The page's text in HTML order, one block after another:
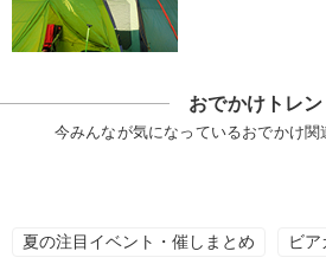
おでかけトレン
今みんなが気になっているおでかけ関
夏の注目イベント・催しまとめ ビ